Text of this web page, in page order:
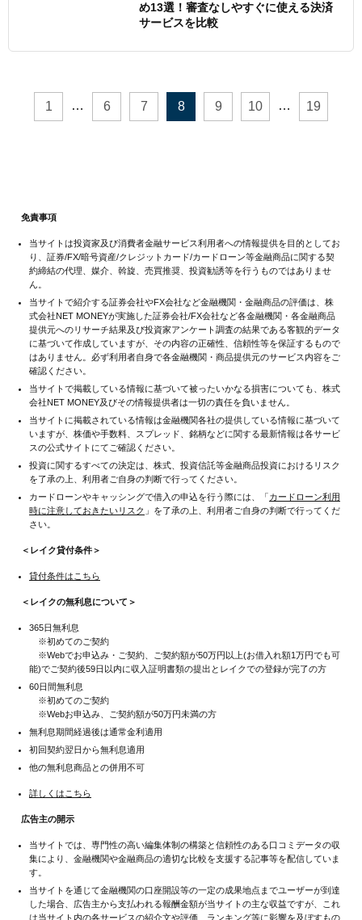
め13選！審査なしやすぐに使える決済
サービスを比較
1 … 6 7 8 9 10 … 19
免責事項
当サイトは投資家及び消費者金融サービス利用者への情報提供を目的としてお
り、証券/FX/暗号資産/クレジットカード/カードローン等金融商品に関する契
約締結の代理、媒介、斡旋、売買推奨、投資勧誘等を行うものではありませ
ん。
当サイトで紹介する証券会社やFX会社など金融機関・金融商品の評価は、株
式会社NET MONEYが実施した証券会社/FX会社など各金融機関・各金融商品
提供元へのリサーチ結果及び投資家アンケート調査の結果である客観的データ
に基づいて作成していますが、その内容の正確性、信頼性等を保証するもので
はありません。必ず利用者自身で各金融機関・商品提供元のサービス内容をご
確認ください。
当サイトで掲載している情報に基づいて被ったいかなる損害についても、株式
会社NET MONEY及びその情報提供者は一切の責任を負いません。
当サイトに掲載されている情報は金融機関各社の提供している情報に基づいて
いますが、株価や手数料、スプレッド、銘柄などに関する最新情報は各サービ
スの公式サイトにてご確認ください。
投資に関するすべての決定は、株式、投資信託等金融商品投資におけるリスク
を了承の上、利用者ご自身の判断で行ってください。
カードローンやキャッシングで借入の申込を行う際には、「カードローン利用
時に注意しておきたいリスク 」を了承の上、利用者ご自身の判断で行ってくだ
さい。
＜レイク貸付条件＞
貸付条件はこちら
＜レイクの無利息について＞
365日無利息
※初めてのご契約
※Webでお申込み・ご契約、ご契約額が50万円以上(お借入れ額1万円でも可
能)でご契約後59日以内に収入証明書類の提出とレイクでの登録が完了の方
60日間無利息
※初めてのご契約
※Webお申込み、ご契約額が50万円未満の方
無利息期間経過後は通常金利適用
初回契約翌日から無利息適用
他の無利息商品との併用不可
詳しくはこちら
広告主の開示
当サイトでは、専門性の高い編集体制の構築と信頼性のある口コミデータの収
集により、金融機関や金融商品の適切な比較を支援する記事等を配信していま
す。
当サイトを通じて金融機関の口座開設等の一定の成果地点までユーザーが到達
した場合、広告主から支払われる報酬金額が当サイトの主な収益ですが、これ
は当サイト内の各サービスの紹介文や評価、ランキング等に影響を及ぼすもの